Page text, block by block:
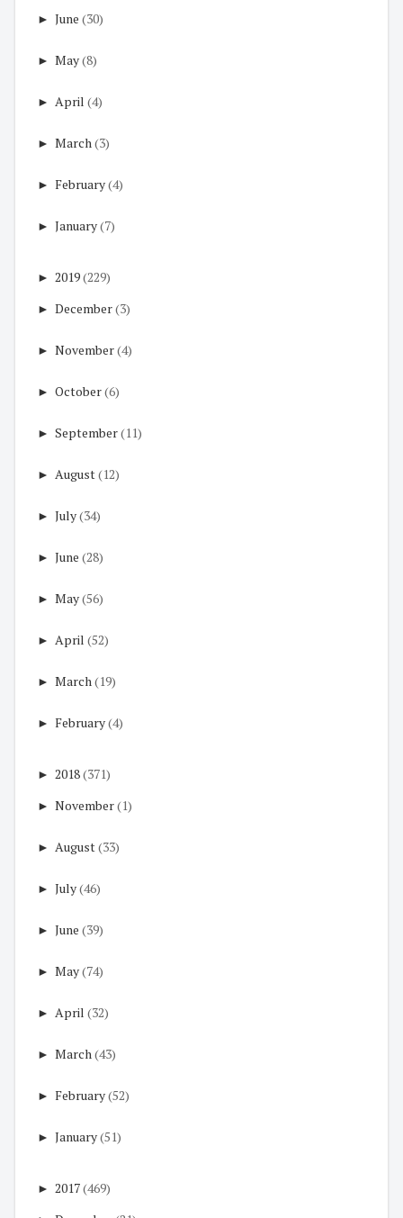
► June (30)
► May(8)
► April (4)
► March(3)
► February(4)
► January(7)
► 2019(229)
► December(3)
► November(4)
► October(6)
► September(11)
► August(12)
► July(34)
► June (28)
► May(56)
► April (52)
► March(19)
► February(4)
► 2018(371)
► November(1)
► August(33)
► July(46)
► June (39)
► May(74)
► April (32)
► March(43)
► February(52)
► January(51)
► 2017(469)